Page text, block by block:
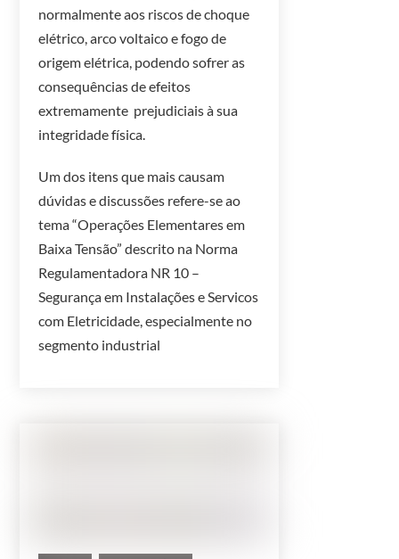
normalmente aos riscos de choque
elétrico, arco voltaico e fogo de
origem elétrica, podendo sofrer as
consequências de efeitos
extremamente prejudiciais à sua
integridade física.
Um dos itens que mais causam
dúvidas e discussões refere-se ao
tema “Operações Elementares em
Baixa Tensão” descrito na Norma
Regulamentadora NR 10 –
Segurança em Instalações e Servicos
com Eletricidade, especialmente no
segmento industrial